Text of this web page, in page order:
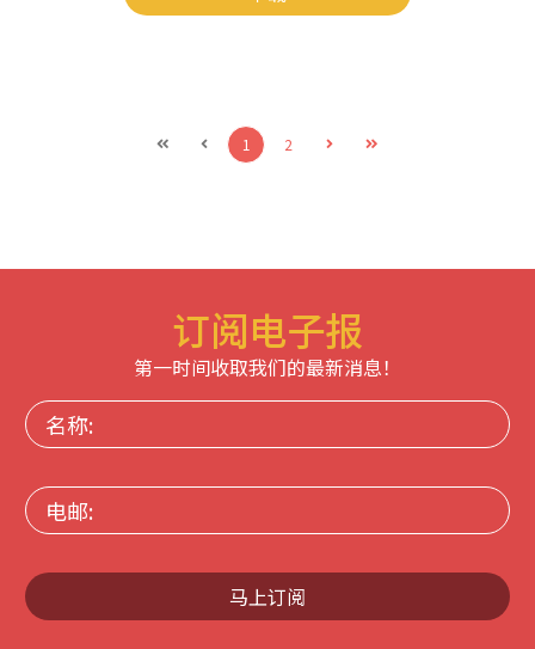
1 2
订阅电子报
第一时间收取我们的最新消息！
名
称:
电
邮:
马上订阅